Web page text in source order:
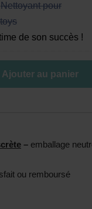
Nettoyant pour
de son succès !
Ajouter au panier
– emballage
ou remboursé